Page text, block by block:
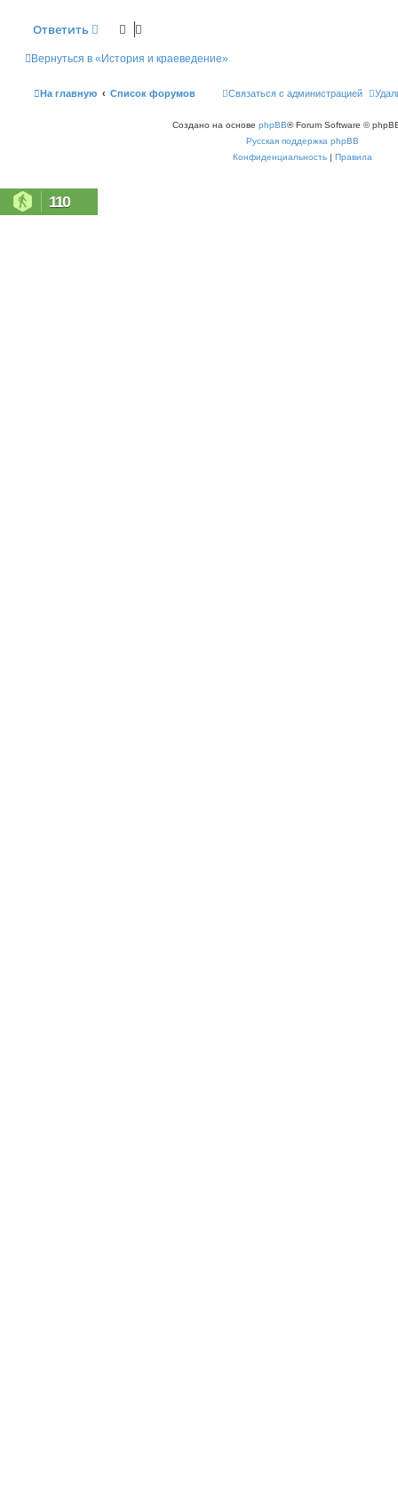
Ответить
Вернуться в «История и краеведение»
На главную Список форумов Связаться с администрацией
Создано на основе phpBB® Forum Software ©
Русская поддержка phpBB
Конфиденциальность | Правила
110